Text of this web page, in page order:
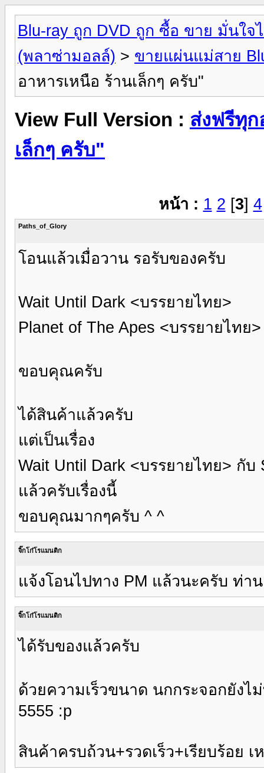
Blu-ray ถูก DVD ถูก ซื้อ ขาย มั่นใจ
(พลาซ่ามอลล์) > ขายแผ่นแม่สาย
อาหารเหนือ ร้านเล็กๆ ครับ"
View Full Version : ส่งฟรีทุก
เล็กๆ ครับ"
หน้า : 1 2 [3] 4
Paths_of_Glory
โอนแล้วเมื่อวาน รอรับของครับ
Wait Until Dark <บรรยายไทย>
Planet of The Apes <บรรยายไทย
ขอบคุณครับ
ได้สินค้าแล้วครับ
แต่เป็นเรื่อง
Wait Until Dark <บรรยายไทย> กั
แล้วครับเรื่องนี้
ขอบคุณมากๆครับ ^ ^
จิ๊กโก๋โรแมนติก
แจ้งโอนไปทาง PM แล้วนะครับ ท่า
จิ๊กโก๋โรแมนติก
ได้รับของแล้วครับ
ด้วยความเร็วขนาด นกกระจอกยังไ
5555 :p
สินค้าครบถ้วน+รวดเร็ว+เรียบร้อย